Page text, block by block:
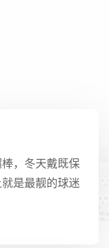
，冬天戴既保
是最靓的球迷